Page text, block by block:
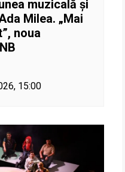
muzicală și
Milea. „Mai
noua
15:00